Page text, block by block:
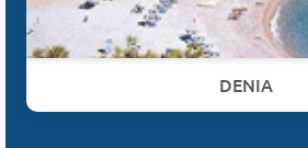
DENIA